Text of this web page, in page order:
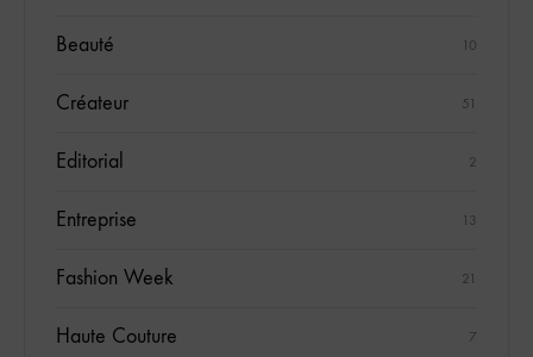
Beauté 10
Créateur 51
Editorial 2
Entreprise 13
Fashion Week 21
Haute Couture 7